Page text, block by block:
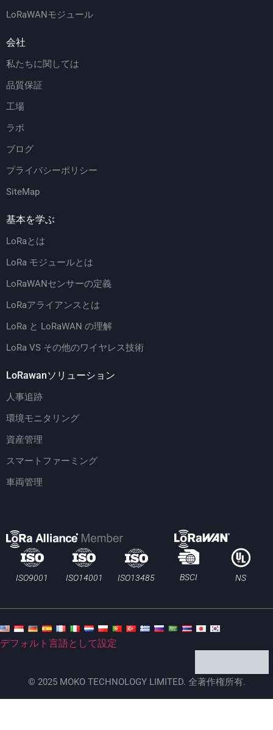
LoRaWANモジュール
会社
私たちに関しては
品質保証
工場
ラボ
ブログ
プライバシーポリシー
SiteMap
基本を学ぶ
LoRaとは
LoRa モジュールとは
LoRaWANセンサーの定義
LoRaアライアンスとは
LoRa と LoRaWAN の理解
LoRa VS その他のワイヤレス技術
LoRawanソリューション
人事追跡
環境モニタリング
資産管理
スマートファーミング
車両管理
ISO9001 ISO14001 ISO13485 BSCI NS
デフォルト言語として設定
© 2025 MOKO TECHNOLOGY LIMITED. 全著作権所有.